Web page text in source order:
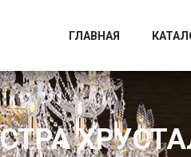
фабрики Art Crystal Light
ГЛАВНАЯ